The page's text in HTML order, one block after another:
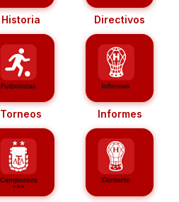
Historia Directivos
Torneos Informes